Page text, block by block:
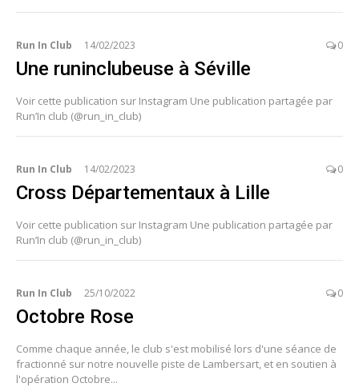
Run In Club 14/02/2023 0
Une runinclubeuse à Séville
Voir cette publication sur Instagram Une publication partagée par
Run’In club (@run_in_club)
Run In Club 14/02/2023 0
Cross Départementaux à Lille
Voir cette publication sur Instagram Une publication partagée par
Run’In club (@run_in_club)
Run In Club 25/10/2022 0
Octobre Rose
Comme chaque année, le club s'est mobilisé lors d'une séance de
fractionné sur notre nouvelle piste de Lambersart, et en soutien à
l'opération Octobre...